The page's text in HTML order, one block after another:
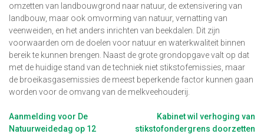
omzetten van landbouwgrond naar natuur, de extensivering van
landbouw, maar ook omvorming van natuur, vernatting van
veenweiden, en het anders inrichten van beekdalen. Dit zijn
voorwaarden om de doelen voor natuur en waterkwaliteit binnen
bereik te kunnen brengen. Naast de grote grondopgave valt op dat
met de huidige stand van de techniek niet stikstofemissies, maar
de broeikasgasemissies de meest beperkende factor kunnen gaan
worden voor de omvang van de melkveehouderij.
Berichtnavigatie
Aanmelding voor De
Natuurweidedag op 12
Kabinet wil verhoging van
stikstofondergrens doorzetten